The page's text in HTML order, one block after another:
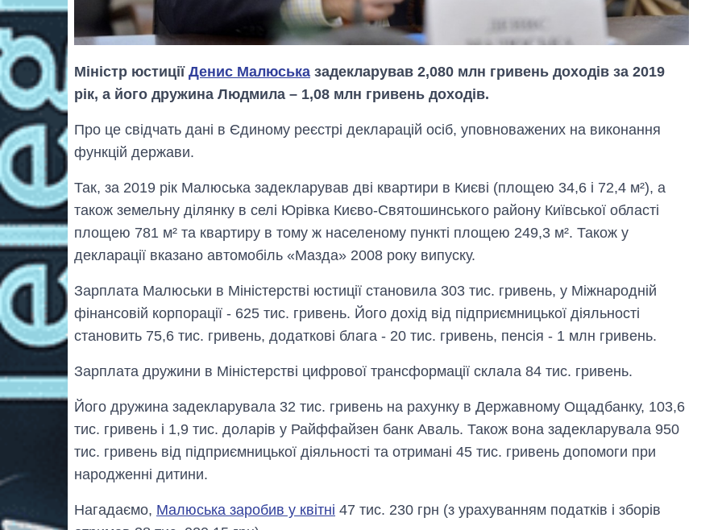
Міністр юстиції Денис Малюська задекларував 2,080 млн гривень доходів за 2019
рік, а його дружина Людмила – 1,08 млн гривень доходів.
Про це свідчать дані в Єдиному реєстрі декларацій осіб, уповноважених на виконання
функцій держави.
Так, за 2019 рік Малюська задекларував дві квартири в Києві (площею 34,6 і 72,4 м²), а
також земельну ділянку в селі Юрівка Києво-Святошинського району Київської області
площею 781 м² та квартиру в тому ж населеному пункті площею 249,3 м². Також у
декларації вказано автомобіль «Мазда» 2008 року випуску.
Зарплата Малюськи в Міністерстві юстиції становила 303 тис. гривень, у Міжнародній
фінансовій корпорації - 625 тис. гривень. Його дохід від підприємницької діяльності
становить 75,6 тис. гривень, додаткові блага - 20 тис. гривень, пенсія - 1 млн гривень.
Зарплата дружини в Міністерстві цифрової трансформації склала 84 тис. гривень.
Його дружина задекларувала 32 тис. гривень на рахунку в Державному Ощадбанку, 103,6
тис. гривень і 1,9 тис. доларів у Райффайзен банк Аваль. Також вона задекларувала 950
тис. гривень від підприємницької діяльності та отримані 45 тис. гривень допомоги при
народженні дитини.
Нагадаємо, Малюська заробив у квітні 47 тис. 230 грн (з урахуванням податків і зборів
Як зросли тарифи
містах України на